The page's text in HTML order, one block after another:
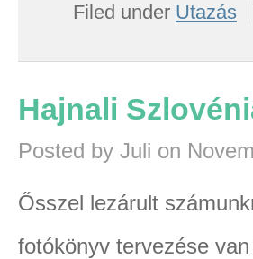
Filed under Utazás
Hajnali
Posted by Juli on
Ősszel lezárult
fotókönyv tervezése